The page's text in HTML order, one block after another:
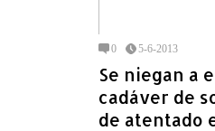
0 5-6-2013
Se niegan a
cadáver de
de atentado